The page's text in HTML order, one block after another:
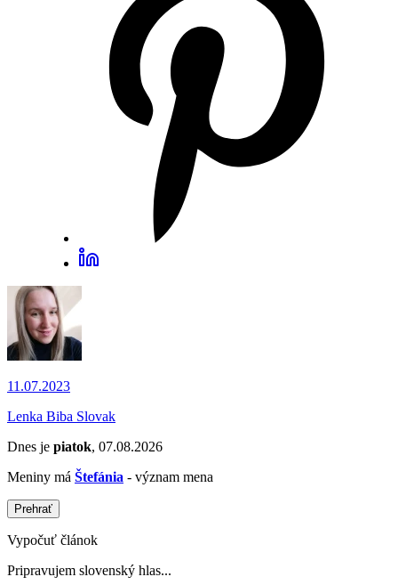
11.07.2023
Lenka Biba Slovak
Dnes je piatok, 07.08.2026
Meniny má Štefánia - význam mena
Prehrať
Vypočuť článok
Pripravujem slovenský hlas...